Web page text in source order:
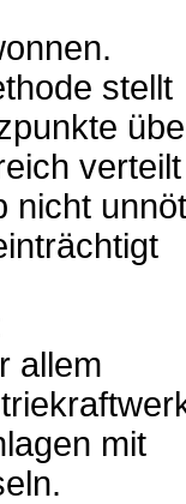
stellt
verteilt
nicht
allem
mit